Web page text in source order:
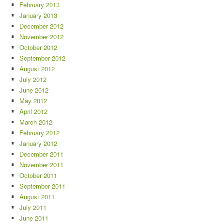
February 2013
January 2013
December 2012
November 2012
October 2012
September 2012
August 2012
July 2012
June 2012
May 2012
April 2012
March 2012
February 2012
January 2012
December 2011
November 2011
October 2011
September 2011
August 2011
July 2011
June 2011